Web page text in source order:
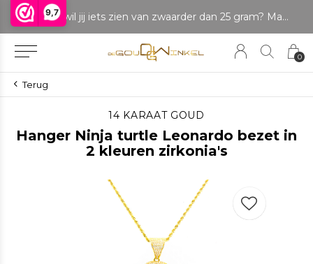
9,7
0
LET OP: wil jij iets zien van zwaarder dan 25 gram? Maak dan een afspraak om het product te bekijken. Producten boven de 25 gram NIET aanwezig in winkel.
Terug
14 KARAAT GOUD
Hanger Ninja turtle Leonardo bezet in
2 kleuren zirkonia's